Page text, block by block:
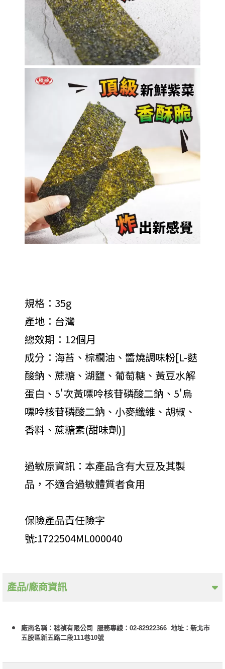
規格：35g
產地：台灣
總效期：12個月
成分：海苔、棕櫚油、醬燒調味粉[L-麩
酸鈉、蔗糖、湖鹽、葡萄糖、黃豆水解
蛋白、5'次黃嘌呤核苷磷酸二鈉、5'烏
嘌呤核苷磷酸二鈉、小麥纖維、胡椒、
香料、蔗糖素(甜味劑)]
過敏原資訊：本產品含有大豆及其製
品，不適合過敏體質者食用
保險產品責任險字
號:1722504ML000040
產品/廠商資訊
廠商名稱：稑禎有限公司 服務專線：02-82922366 地址：新北市
五股區新五路二段111巷10號